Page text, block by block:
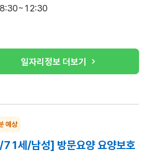
일자리정보 더보기
예상
세/남성] 방문요양 요양보호